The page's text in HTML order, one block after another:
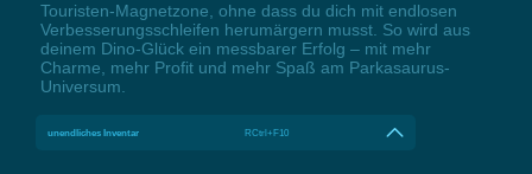
Touristen-Magnetzone, ohne dass du dich mit endlosen
Verbesserungsschleifen herumärgern musst. So wird aus
deinem Dino-Glück ein messbarer Erfolg – mit mehr
Charme, mehr Profit und mehr Spaß am Parkasaurus-
Universum.
unendliches Inventar RCtrl+F10